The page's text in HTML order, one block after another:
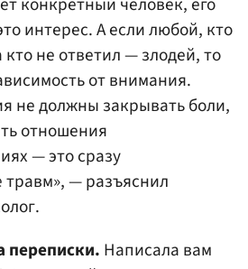
интерес. А если любой, кто
не ответил — злодей, то
от внимания.
не должны закрывать боли,
отношения
— это сразу
— разъяснил
переписки. Написала вам